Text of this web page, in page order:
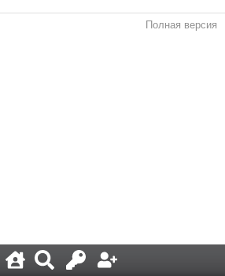
Полная версия